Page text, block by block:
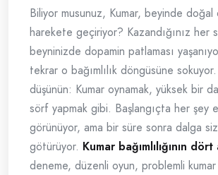
Biliyor musunuz, Kumar, beyinde doğal
harekete geçiriyor? Kazandığınız her
beyninizde dopamin patlaması
tekrar o bağımlılık döngüsüne
düşünün: Kumar oynamak, yüksek bir
sörf yapmak gibi. Başlangıçta her şey
görünüyor, ama bir süre sonra dalga
götürüyor. Kumar bağımlılığının dört
deneme, düzenli oyun, problemli